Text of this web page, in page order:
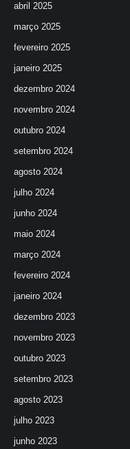
abril 2025
março 2025
fevereiro 2025
janeiro 2025
dezembro 2024
novembro 2024
outubro 2024
setembro 2024
agosto 2024
julho 2024
junho 2024
maio 2024
março 2024
fevereiro 2024
janeiro 2024
dezembro 2023
novembro 2023
outubro 2023
setembro 2023
agosto 2023
julho 2023
junho 2023